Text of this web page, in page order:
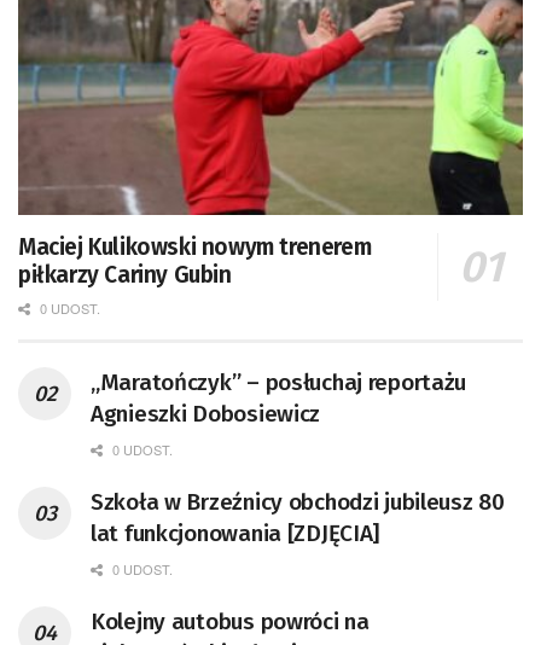
Maciej Kulikowski nowym trenerem
piłkarzy Cariny Gubin
0 UDOST.
„Maratończyk” – posłuchaj reportażu
Agnieszki Dobosiewicz
0 UDOST.
Szkoła w Brzeźnicy obchodzi jubileusz 80
lat funkcjonowania [ZDJĘCIA]
0 UDOST.
Kolejny autobus powróci na